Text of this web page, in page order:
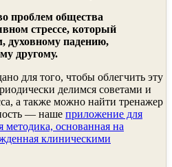
проблем общества
стрессе, который
духовному падению,
другому.
для того, чтобы облегчить эту
делимся советами и
а также можно найти тренажер
— наше приложение для
методика, основанная на
клиническими